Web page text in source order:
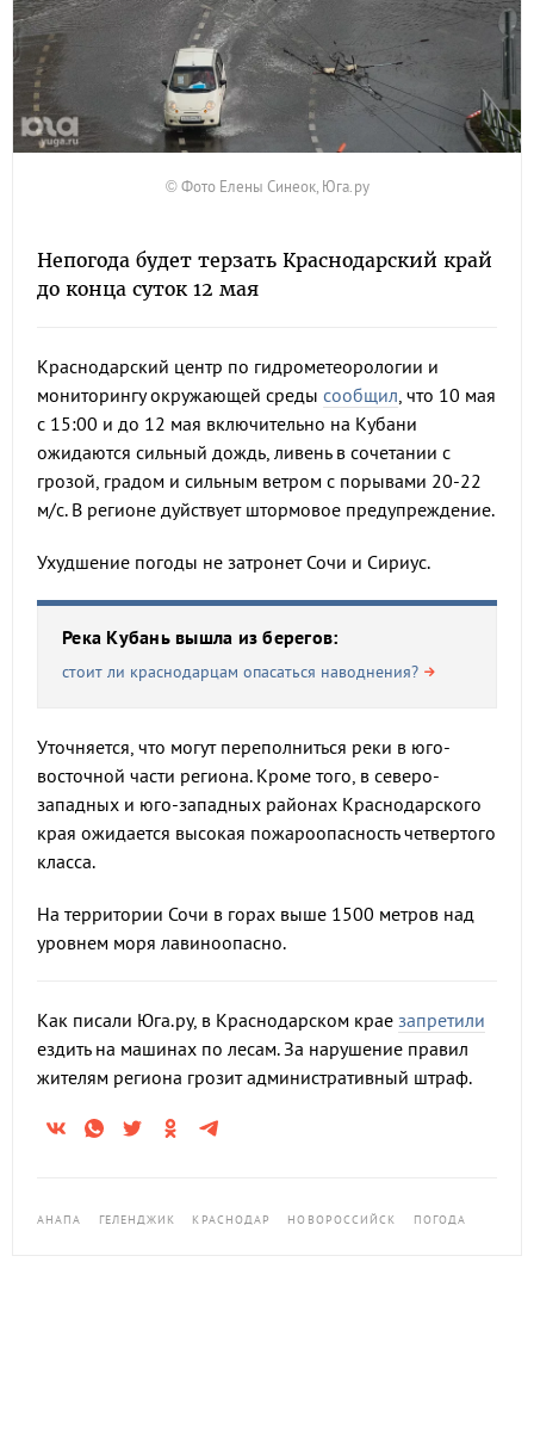
© Фото Елены Синеок, Юга.ру
Непогода будет терзать Краснодарский край
до конца суток 12 мая
Краснодарский центр по гидрометеорологии и
мониторингу окружающей среды сообщил, что 10 мая
с 15:00 и до 12 мая включительно на Кубани
ожидаются сильный дождь, ливень в сочетании с
грозой, градом и сильным ветром с порывами 20-22
м/с. В регионе дуйствует штормовое предупреждение.
Ухудшение погоды не затронет Сочи и Сириус.
Река Кубань вышла из берегов:
стоит ли краснодарцам опасаться наводнения?
Уточняется, что могут переполниться реки в юго-
восточной части региона. Кроме того, в северо-
западных и юго-западных районах Краснодарского
края ожидается высокая пожароопасность четвертого
класса.
На территории Сочи в горах выше 1500 метров над
уровнем моря лавиноопасно.
Как писали Юга.ру, в Краснодарском крае запретили
ездить на машинах по лесам. За нарушение правил
жителям региона грозит административный штраф.
АНАПА ГЕЛЕНДЖИК КРАСНОДАР НОВОРОССИЙСК ПОГОДА